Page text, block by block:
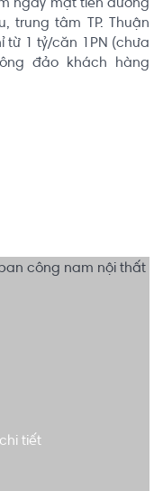
ngay mặt tiền đường
trung tâm TP. Thuận
từ 1 tỷ/căn 1PN (chưa
đảo khách hàng
tiết